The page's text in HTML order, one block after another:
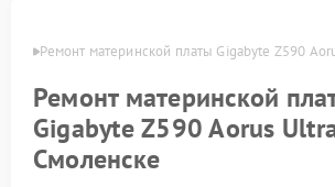
Ремонт материнской платы Gigabyte Z590
Ремонт материнской
Gigabyte Z590 Aorus
Смоленске